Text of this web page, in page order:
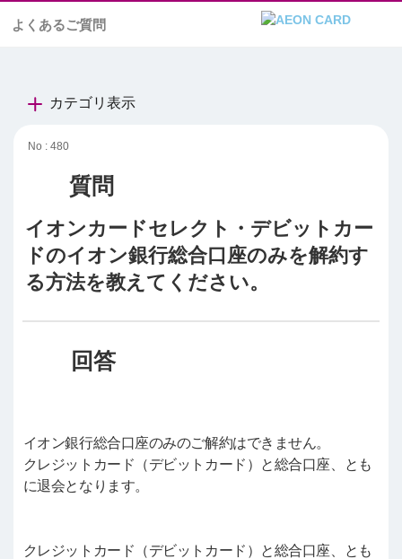
よくあるご質問
カテゴリ表示
No : 480
イオンカードセレクト・デビットカー
ドのイオン銀行総合口座のみを解約す
る方法を教えてください。
イオン銀行総合口座のみのご解約はできません。
クレジットカード（デビットカード）と総合口座、とも
に退会となります。
クレジットカード（デビットカード）と総合口座、とも